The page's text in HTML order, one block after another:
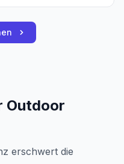
Outdoor
erschwert die